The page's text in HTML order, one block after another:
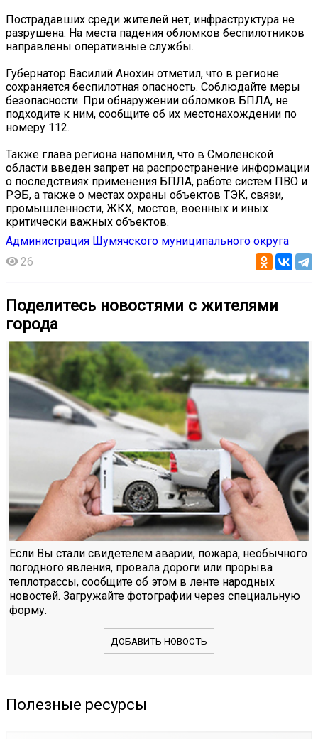
Пострадавших среди жителей нет, инфраструктура не
разрушена. На места падения обломков беспилотников
направлены оперативные службы.
Губернатор Василий Анохин отметил, что в регионе
сохраняется беспилотная опасность. Соблюдайте меры
безопасности. При обнаружении обломков БПЛА, не
подходите к ним, сообщите об их местонахождении по
номеру 112.
Также глава региона напомнил, что в Смоленской
области введен запрет на распространение информации
о последствиях применения БПЛА, работе систем ПВО и
РЭБ, а также о местах охраны объектов ТЭК, связи,
промышленности, ЖКХ, мостов, военных и иных
критически важных объектов.
Администрация Шумячского муниципального округа
26
Поделитесь новостями с жителями
города
Если Вы стали свидетелем аварии, пожара, необычного
погодного явления, провала дороги или прорыва
теплотрассы, сообщите об этом в ленте народных
новостей. Загружайте фотографии через специальную
форму.
ДОБАВИТЬ НОВОСТЬ
Полезные ресурсы